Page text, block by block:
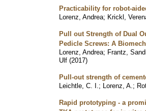
Practicability for robot-
Lorenz, Andrea; Krickl,
Pull out Strength of Dual
Pedicle Screws: A
Lorenz, Andrea; Frantz,
Ulf (2017)
Pull-out strength of
Leichtle, C. I. ; Lorenz, A. ;
Rapid prototyping - a